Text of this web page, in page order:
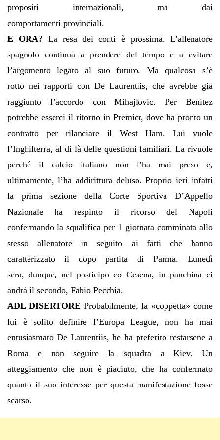
propositi internazionali, ma dai
comportamenti provinciali.
E ORA? La resa dei conti è prossima. L’allenatore
spagnolo continua a prendere del tempo e a evitare
l’argomento legato al suo futuro. Ma qualcosa s’è
rotto nei rapporti con De Laurentiis, che avrebbe già
raggiunto l’accordo con Mihajlovic. Per Benitez
potrebbe esserci il ritorno in Premier, dove ha pronto un
contratto per rilanciare il West Ham. Lui vuole
l’Inghilterra, al di là delle questioni familiari. La rivuole
perché il calcio italiano non l’ha mai preso e,
ultimamente, l’ha addirittura deluso. Proprio ieri infatti
la prima sezione della Corte Sportiva D’Appello
Nazionale ha respinto il ricorso del Napoli
confermando la squalifica per 1 giornata comminata allo
stesso allenatore in seguito ai fatti che hanno
caratterizzato il dopo partita di Parma. Lunedì
sera, dunque, nel posticipo co Cesena, in panchina ci
andrà il secondo, Fabio Pecchia.
ADL DISERTORE Probabilmente, la «coppetta» come
lui è solito definire l’Europa League, non ha mai
entusiasmato De Laurentiis, he ha preferito restarsene a
Roma e non seguire la squadra a Kiev. Un
atteggiamento che non è piaciuto, che ha confermato
quanto il suo interesse per questa manifestazione fosse
scarso.